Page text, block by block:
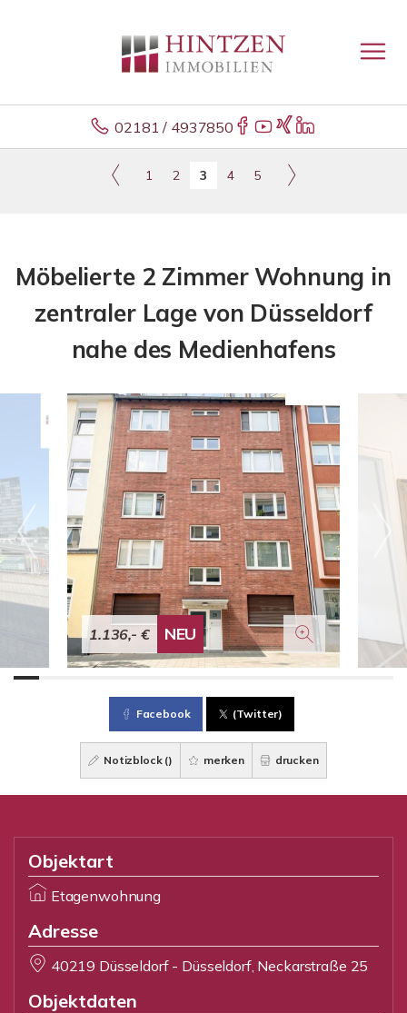
02181 / 4937850
1 2 3 4 5
Möbelierte 2 Zimmer Wohnung in
zentraler Lage von Düsseldorf
nahe des Medienhafens
1.136,- € NEU
Facebook (Twitter)
Notizblock () merken drucken
Objektart
Etagenwohnung
Adresse
40219 Düsseldorf - Düsseldorf, Neckarstraße 25
Objektdaten